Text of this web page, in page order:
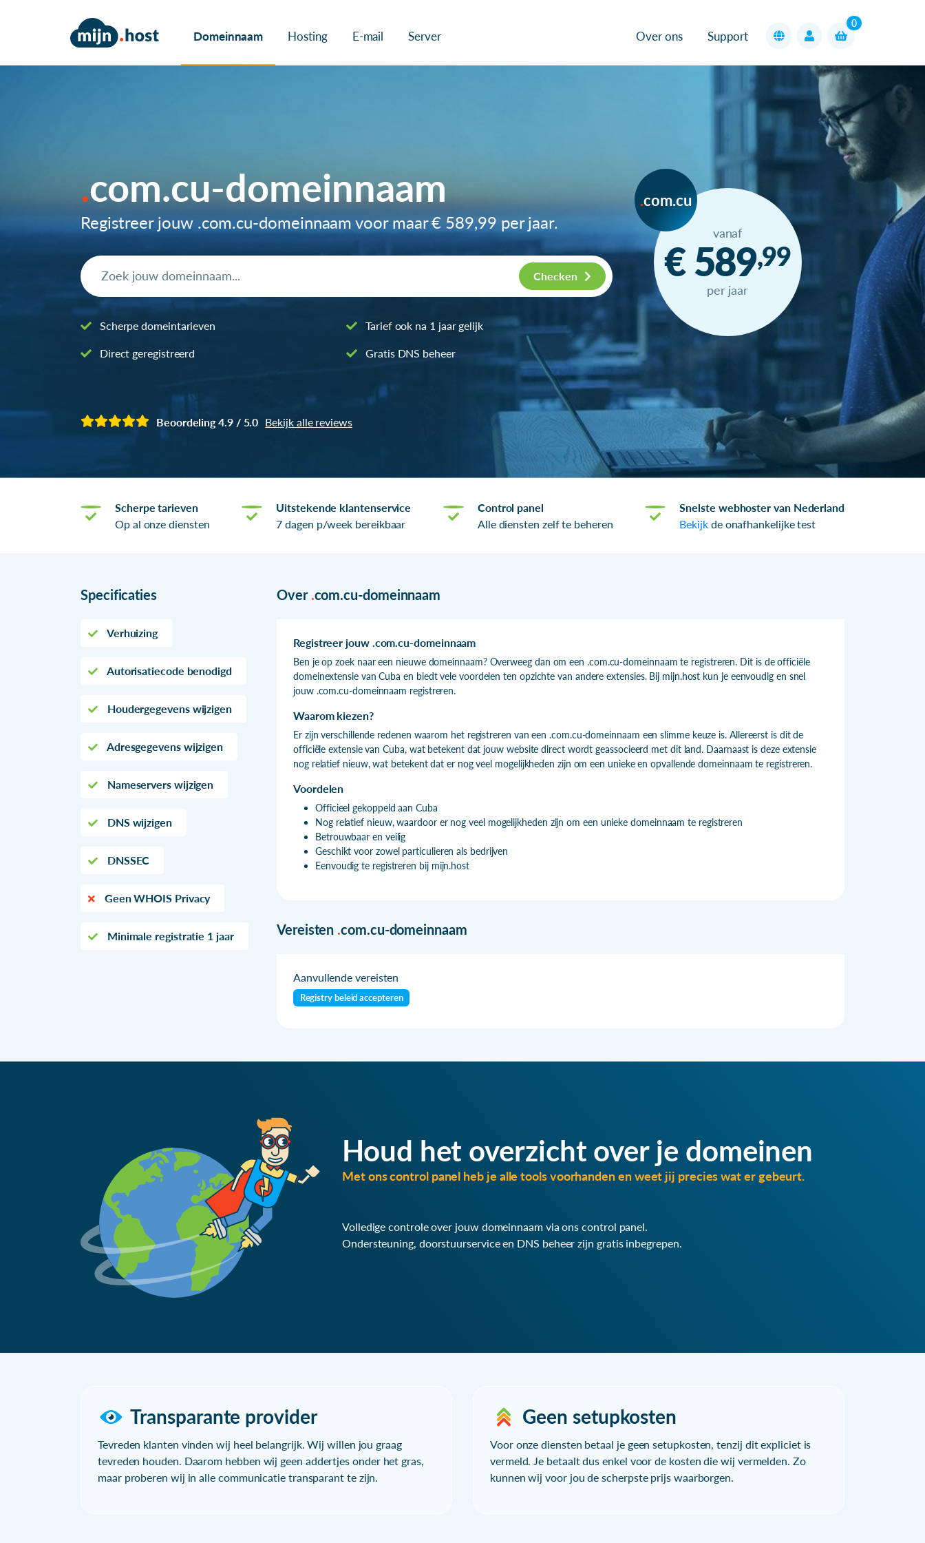
Domeinnaam Hosting E-mail Server Over ons Support
0
com.cu-domeinnaam
Registreer jouw .com.cu-domeinnaam voor maar€ 589,99 per jaar.
Checken
Scherpe domeintarieven
Direct geregistreerd
Tarief ook na 1 jaar gelijk
Gratis DNS beheer
com.cu
vanaf
€ 589,99
per jaar
Beoordeling 4.9 / 5.0 Bekijk alle reviews
Scherpe tarieven
Op al onze diensten
Uitstekende klantenservice
7 dagen p/week bereikbaar
Control panel
Alle diensten zelf te beheren
Snelste webhoster van Nederland
Bekijkde onafhankelijke test
Specificaties
Verhuizing
Autorisatiecode benodigd
Houdergegevens wijzigen
Adresgegevens wijzigen
Nameservers wijzigen
DNS wijzigen
DNSSEC
Geen WHOIS Privacy
Minimale registratie 1 jaar
Over .com.cu-domeinnaam
Registreer jouw .com.cu-domeinnaam
Ben je op zoek naar een nieuwe domeinnaam? Overweeg dan om een .com.cu-domeinnaam te registreren. Dit is de officiële
domeinextensie van Cuba en biedt vele voordelen ten opzichte van andere extensies. Bij mijn.host kun je eenvoudig en snel
jouw .com.cu-domeinnaam registreren.
Waarom kiezen?
Er zijn verschillende redenen waarom het registreren van een .com.cu-domeinnaam een slimme keuze is. Allereerst is dit de
officiële extensie van Cuba, wat betekent dat jouw website direct wordt geassocieerd met dit land. Daarnaast is deze extensie
nog relatief nieuw, wat betekent dat er nog veel mogelijkheden zijn om een unieke en opvallende domeinnaam te registreren.
Voordelen
Officieel gekoppeld aan Cuba
Nog relatief nieuw, waardoor er nog veel mogelijkheden zijn om een unieke domeinnaam te registreren
Betrouwbaar en veilig
Geschikt voor zowel particulieren als bedrijven
Eenvoudig te registreren bij mijn.host
Vereisten .com.cu-domeinnaam
Aanvullende vereisten
Registry beleid accepteren
Houd het overzicht over je domeinen
Met ons control panel heb je alle tools voorhanden en weet jij precies wat er gebeurt.
Volledige controle over jouw domeinnaam via ons control panel.
Ondersteuning, doorstuurservice en DNS beheer zijn gratis inbegrepen.
Transparante provider
Tevreden klanten vinden wij heel belangrijk. Wij willen jou graag
tevreden houden. Daarom hebben wij geen addertjes onder het gras,
maar proberen wij in alle communicatie transparant te zijn.
Geen setupkosten
Voor onze diensten betaal je geen setupkosten, tenzij dit expliciet is
vermeld. Je betaalt dus enkel voor de kosten die wij vermelden. Zo
kunnen wij voor jou de scherpste prijs waarborgen.